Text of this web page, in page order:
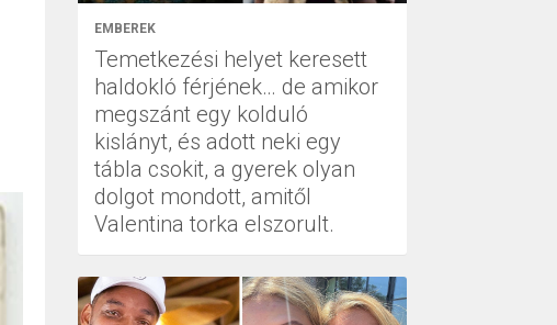
EMBEREK
Temetkezési helyet keresett
haldokló férjének… de amikor
megszánt egy kolduló
kislányt, és adott neki egy
tábla csokit, a gyerek olyan
dolgot mondott, amitől
Valentina torka elszorult.